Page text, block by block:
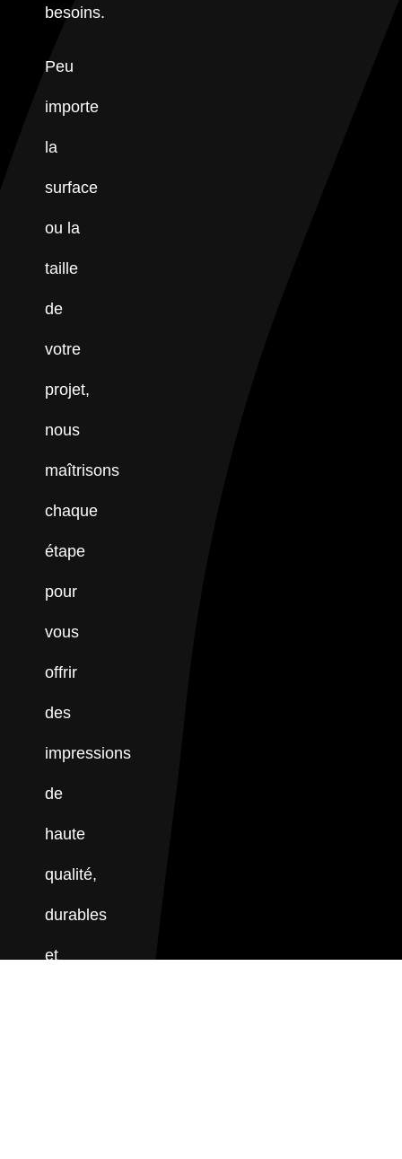
besoins.
Peu
importe
la
surface
ou la
taille
de
votre
projet,
nous
maîtrisons
chaque
étape
pour
vous
offrir
des
impressions
de
haute
qualité,
durables
et